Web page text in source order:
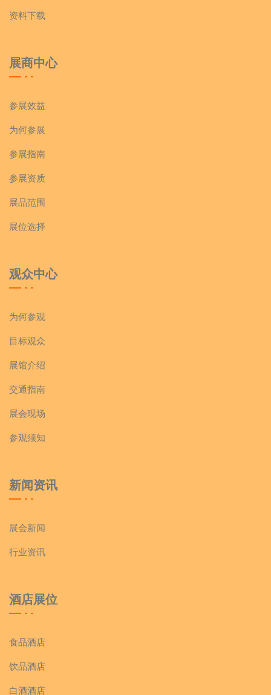
资料下载
展商中心
参展效益
为何参展
参展指南
参展资质
展品范围
展位选择
观众中心
为何参观
目标观众
展馆介绍
交通指南
展会现场
参观须知
新闻资讯
展会新闻
行业资讯
酒店展位
食品酒店
饮品酒店
白酒酒店